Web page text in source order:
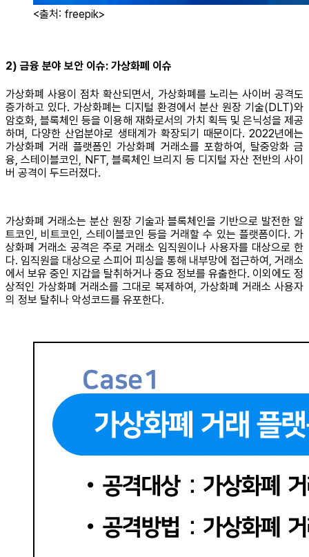
<출처: freepik>
2) 금융 분야 보안 이슈: 가상화폐 이슈
가상화폐 사용이 점차 확산되면서, 가상화폐를 노리는 사이버 공격도
증가하고 있다. 가상화폐는 디지털 환경에서 분산 원장 기술(DLT)와
암호화, 블록체인 등을 이용해 재화로서의 가치 획득 및 은닉성을 제공
하며, 다양한 산업분야로 생태계가 확장되기 때문이다. 2022년에는
가상화폐 거래 플랫폼인 가상화폐 거래소를 포함하여, 탈중앙화 금
융, 스테이블코인, NFT, 블록체인 브리지 등 디지털 자산 전반의 사이
버 공격이 두드러졌다.
가상화폐 거래소는 분산 원장 기술과 블록체인을 기반으로 발전한 알
트코인, 비트코인, 스테이블코인 등을 거래할 수 있는 플랫폼이다. 가
상화폐 거래소 공격은 주로 거래소 임직원이나 사용자를 대상으로 한
다. 임직원을 대상으로 스피어 피싱을 통해 내부망에 접근하여, 거래소
에서 보유 중인 지갑을 탈취하거나 중요 정보를 유출한다. 이외에도 정
상적인 가상화폐 거래소를 그대로 복제하여, 가상화폐 거래소 사용자
의 정보 탈취나 악성코드를 유포한다.